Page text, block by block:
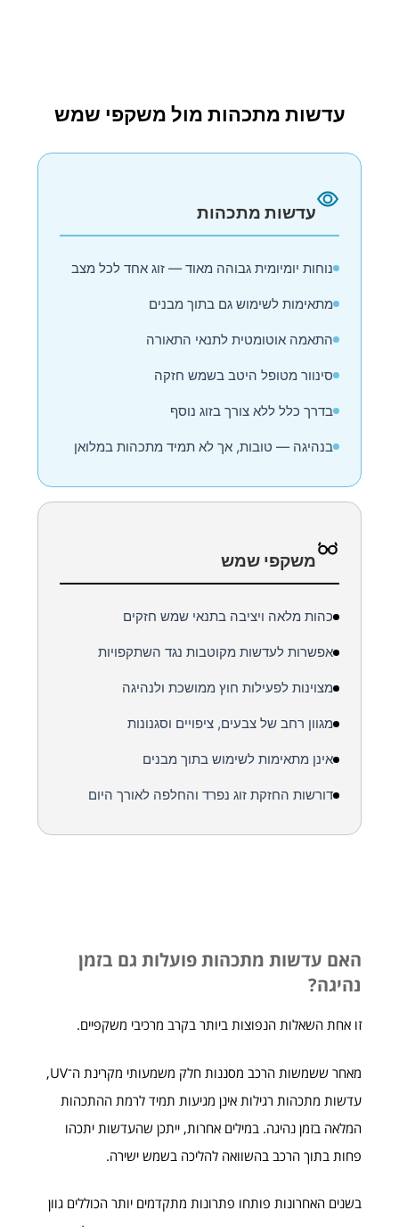
עדשות מתכהות מול משקפי שמש
עדשות מתכהות
נוחות יומיומית גבוהה מאוד — זוג אחד לכל מצב
מתאימות לשימוש גם בתוך מבנים
התאמה אוטומטית לתנאי התאורה
סינוור מטופל היטב בשמש חזקה
בדרך כלל ללא צורך בזוג נוסף
בנהיגה — טובות, אך לא תמיד מתכהות במלואן
משקפי שמש
כהות מלאה ויציבה בתנאי שמש חזקים
אפשרות לעדשות מקוטבות נגד השתקפויות
מצוינות לפעילות חוץ ממושכת ולנהיגה
מגוון רחב של צבעים, ציפויים וסגנונות
אינן מתאימות לשימוש בתוך מבנים
דורשות החזקת זוג נפרד והחלפה לאורך היום
האם עדשות מתכהות פועלות גם בזמן
נהיגה?
זו אחת השאלות הנפוצות ביותר בקרב מרכיבי משקפיים.
מאחר ששמשות הרכב מסננות חלק משמעותי מקרינת ה־UV,
עדשות מתכהות רגילות אינן מגיעות תמיד לרמת ההתכהות
המלאה בזמן נהיגה. במילים אחרות, ייתכן שהעדשות יתכהו
פחות בתוך הרכב בהשוואה להליכה בשמש ישירה.
בשנים האחרונות פותחו פתרונות מתקדמים יותר הכוללים גוון